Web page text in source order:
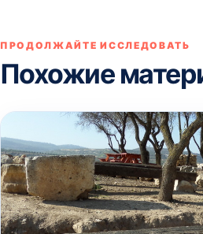
ПРОДОЛЖАЙТЕ ИССЛЕДОВАТЬ
Похожие